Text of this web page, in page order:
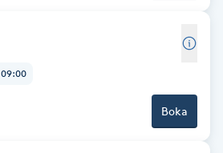
09:00
Boka